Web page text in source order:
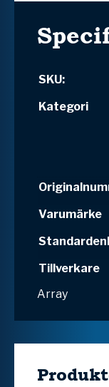
SKU:
Kategori
Varumärke
Tillverkare
Array